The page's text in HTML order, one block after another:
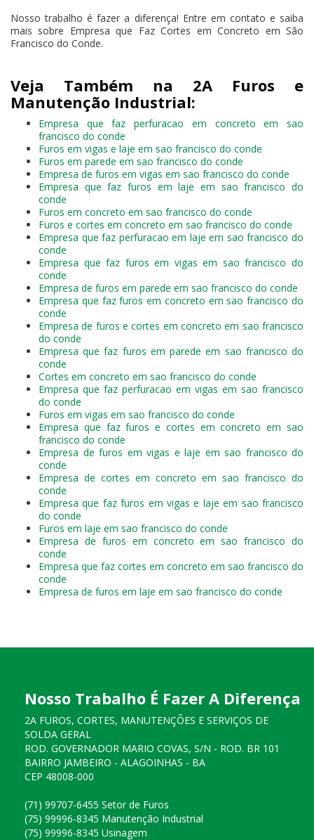
Nosso trabalho é fazer a diferença! Entre em contato e saiba
mais sobre Empresa que Faz Cortes em Concreto em São
Francisco do Conde.
Veja Também na 2A Furos e
Manutenção Industrial:
Empresa que faz perfuracao em concreto em sao
francisco do conde
Furos em vigas e laje em sao francisco do conde
Furos em parede em sao francisco do conde
Empresa de furos em vigas em sao francisco do conde
Empresa que faz furos em laje em sao francisco do
conde
Furos em concreto em sao francisco do conde
Furos e cortes em concreto em sao francisco do conde
Empresa que faz perfuracao em laje em sao francisco do
conde
Empresa que faz furos em vigas em sao francisco do
conde
Empresa de furos em parede em sao francisco do conde
Empresa que faz furos em concreto em sao francisco do
conde
Empresa de furos e cortes em concreto em sao francisco
do conde
Empresa que faz furos em parede em sao francisco do
conde
Cortes em concreto em sao francisco do conde
Empresa que faz perfuracao em vigas em sao francisco
do conde
Furos em vigas em sao francisco do conde
Empresa que faz furos e cortes em concreto em sao
francisco do conde
Empresa de furos em vigas e laje em sao francisco do
conde
Empresa de cortes em concreto em sao francisco do
conde
Empresa que faz furos em vigas e laje em sao francisco
do conde
Furos em laje em sao francisco do conde
Empresa de furos em concreto em sao francisco do
conde
Empresa que faz cortes em concreto em sao francisco do
conde
Empresa de furos em laje em sao francisco do conde
Nosso Trabalho É Fazer A Diferença
2A FUROS, CORTES, MANUTENÇÕES E SERVIÇOS DE
SOLDA GERAL
ROD. GOVERNADOR MARIO COVAS, S/N - ROD. BR 101
BAIRRO JAMBEIRO - ALAGOINHAS - BA
CEP 48008-000
(71) 99707-6455 Setor de Furos
(75) 99996-8345 Manutenção Industrial
(75) 99996-8345 Usinagem